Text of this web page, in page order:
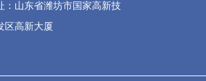
山东省潍坊市国家高新技
区高新大厦